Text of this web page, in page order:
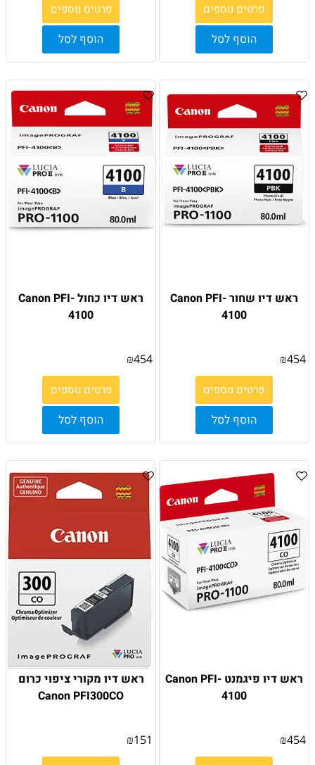
פרטים נוספים
הוסף לסל
פרטים נוספים
הוסף לסל
ראש דיו שחור Canon PFI-
4100
₪454
פרטים נוספים
הוסף לסל
ראש דיו כחול Canon PFI-
4100
₪454
פרטים נוספים
הוסף לסל
ראש דיו פיגמנט Canon PFI-
4100
₪454
ראש דיו מקורי ציפוי כרום
Canon PFI300CO
₪151